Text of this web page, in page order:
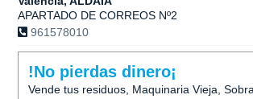
APARTADO DE CORREOS Nº2
961578010
!No pierdas dinero¡
Vende tus residuos, Maquinaria Vieja,